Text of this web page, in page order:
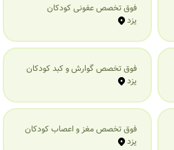
فوق تخصص عفونی کودکان
یزد
فوق تخصص گوارش و کبد کودکان
یزد
فوق تخصص مغز و اعصاب کودکان
یزد